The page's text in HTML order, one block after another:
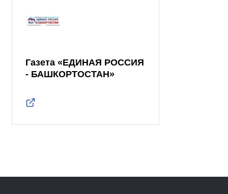
Газета «ЕДИНАЯ РОССИЯ
- БАШКОРТОСТАН»